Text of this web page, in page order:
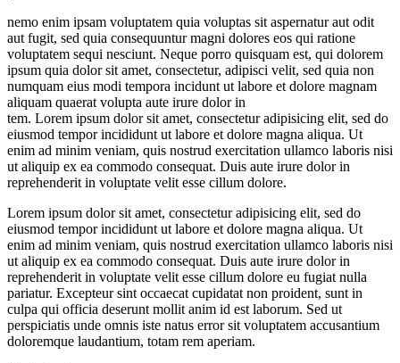
nemo enim ipsam voluptatem quia voluptas sit aspernatur aut odit
aut fugit, sed quia consequuntur magni dolores eos qui ratione
voluptatem sequi nesciunt. Neque porro quisquam est, qui dolorem
ipsum quia dolor sit amet, consectetur, adipisci velit, sed quia non
numquam eius modi tempora incidunt ut labore et dolore magnam
aliquam quaerat volupta aute irure dolor in
tem. Lorem ipsum dolor sit amet, consectetur adipisicing elit, sed do
eiusmod tempor incididunt ut labore et dolore magna aliqua. Ut
enim ad minim veniam, quis nostrud exercitation ullamco laboris nisi
ut aliquip ex ea commodo consequat. Duis aute irure dolor in
reprehenderit in voluptate velit esse cillum dolore.
Lorem ipsum dolor sit amet, consectetur adipisicing elit, sed do
eiusmod tempor incididunt ut labore et dolore magna aliqua. Ut
enim ad minim veniam, quis nostrud exercitation ullamco laboris nisi
ut aliquip ex ea commodo consequat. Duis aute irure dolor in
reprehenderit in voluptate velit esse cillum dolore eu fugiat nulla
pariatur. Excepteur sint occaecat cupidatat non proident, sunt in
culpa qui officia deserunt mollit anim id est laborum. Sed ut
perspiciatis unde omnis iste natus error sit voluptatem accusantium
doloremque laudantium, totam rem aperiam.